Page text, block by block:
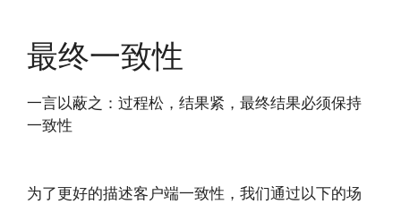
最终一致性
一言以蔽之：过程松，结果紧，最终结果必须保持
一致性
为了更好的描述客户端一致性，我们通过以下的场